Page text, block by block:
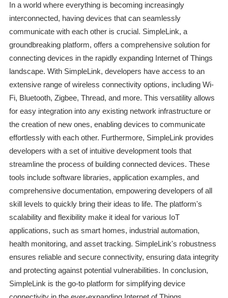
In a world where everything is becoming increasingly
interconnected, having devices that can seamlessly
communicate with each other is crucial. SimpleLink, a
groundbreaking platform, offers a comprehensive solution for
connecting devices in the rapidly expanding Internet of Things
landscape. With SimpleLink, developers have access to an
extensive range of wireless connectivity options, including Wi-
Fi, Bluetooth, Zigbee, Thread, and more. This versatility allows
for easy integration into any existing network infrastructure or
the creation of new ones, enabling devices to communicate
effortlessly with each other. Furthermore, SimpleLink provides
developers with a set of intuitive development tools that
streamline the process of building connected devices. These
tools include software libraries, application examples, and
comprehensive documentation, empowering developers of all
skill levels to quickly bring their ideas to life. The platform's
scalability and flexibility make it ideal for various IoT
applications, such as smart homes, industrial automation,
health monitoring, and asset tracking. SimpleLink's robustness
ensures reliable and secure connectivity, ensuring data integrity
and protecting against potential vulnerabilities. In conclusion,
SimpleLink is the go-to platform for simplifying device